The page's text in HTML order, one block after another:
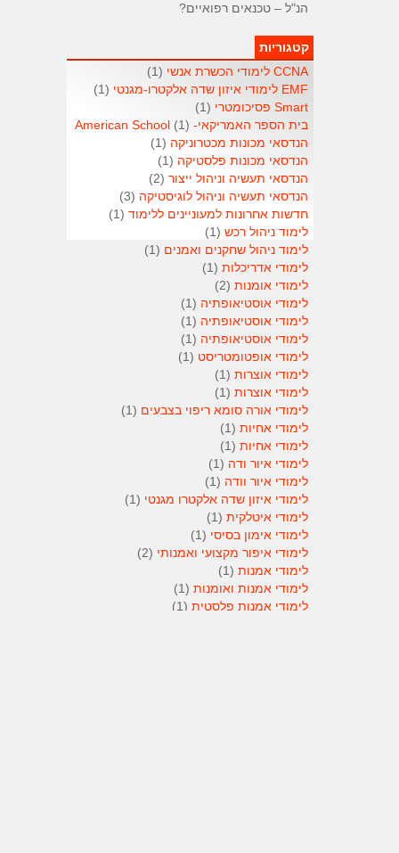
הנ"ל – טכנאים רפואיים?
קטגוריות
CCNA לימודי הכשרת אנשי
(1)
EMF לימודי איזון שדה אלקטרו-מגנטי
(1)
Smart פסיכומטרי
(1)
בית הספר האמריקאי- American School (1)
הנדסאי מכונות מכטרוניקה (1)
הנדסאי מכונות פלסטיקה (1)
הנדסאי תעשיה וניהול ייצור (2)
הנדסאי תעשיה וניהול לוגיסטיקה (3)
חדשות אחרונות למעוניינים ללימוד (1)
לימוד ניהול רכש (1)
לימוד ניהול שחקנים ואמנים (1)
לימודי אדריכלות (1)
לימודי אומנות (2)
לימודי אוסטיאופתיה (1)
לימודי אוסטיאופתיה (1)
לימודי אוסטיאופתיה (1)
לימודי אופטומטריסט (1)
לימודי אוצרות (1)
לימודי אוצרות (1)
לימודי אורה סומא ריפוי בצבעים (1)
לימודי אחיות (1)
לימודי אחיות (1)
לימודי איור ודה (1)
לימודי איור וודה (1)
לימודי איזון שדה אלקטרו מגנטי (1)
לימודי איטלקית (1)
לימודי אימון בסיסי (1)
לימודי איפור מקצועי ואמנותי (2)
לימודי אמנות (1)
לימודי אמנות ואומנות (1)
לימודי אמנות פלסטית (1)